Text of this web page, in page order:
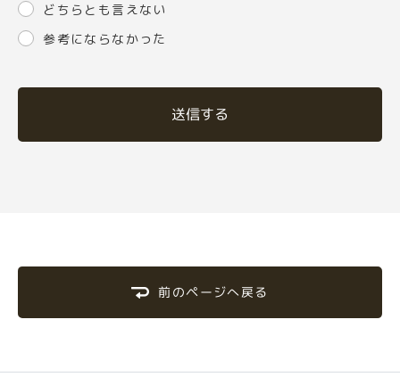
どちらとも言えない
参考にならなかった
送信する
前のページへ戻る